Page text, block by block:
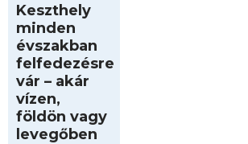
Keszthely
minden
évszakban
felfedezésre
vár – akár
vízen,
földön vagy
levegőben